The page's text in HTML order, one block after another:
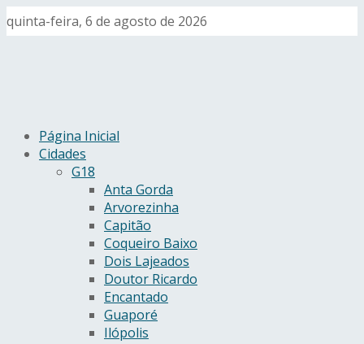
quinta-feira, 6 de agosto de 2026
Página Inicial
Cidades
G18
Anta Gorda
Arvorezinha
Capitão
Coqueiro Baixo
Dois Lajeados
Doutor Ricardo
Encantado
Guaporé
Ilópolis